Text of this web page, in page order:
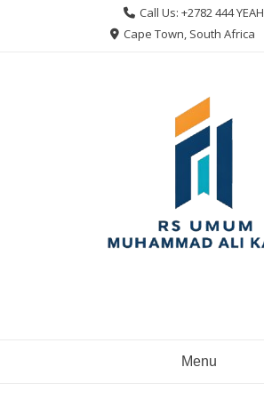
Call Us: +2782 444 YEAH
Cape Town, South Africa
Menu